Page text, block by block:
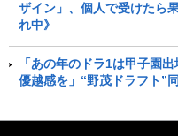
ザイン」、個人で受けたら
れ中》
「あの年のドラ1は甲子園
優越感を」“野茂ドラフト”